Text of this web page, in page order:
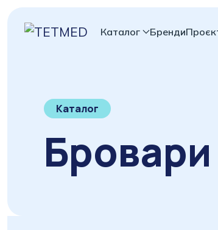
Каталог Бренди
Каталог
Бровари